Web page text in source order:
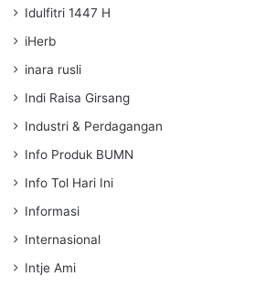
Idulfitri 1447 H
iHerb
inara rusli
Indi Raisa Girsang
Industri & Perdagangan
Info Produk BUMN
Info Tol Hari Ini
Informasi
Internasional
Intje Ami